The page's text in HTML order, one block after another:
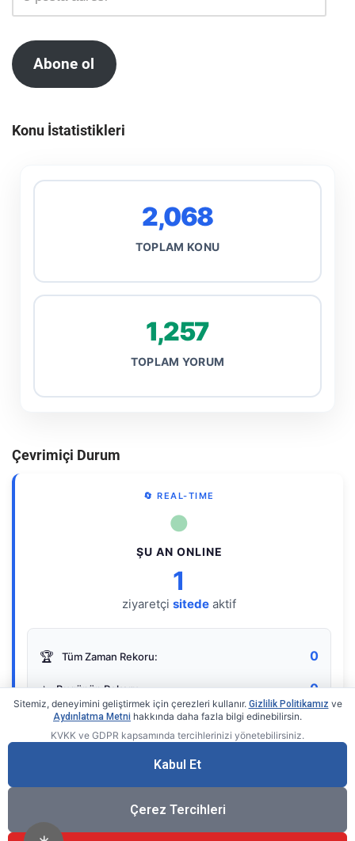
Abone ol
Konu İstatistikleri
2,068
TOPLAM KONU
1,257
TOPLAM YORUM
Çevrimiçi Durum
🔄 REAL-TIME
●
ŞU AN ONLINE
1
ziyaretçi sitede aktif
🏆 Tüm Zaman Rekoru: 0
⭐ Bugünün Rekoru: 0
Gerçek zamanlı sayaç
Sitemiz, deneyimini geliştirmek için çerezleri kullanır. Gizlilik Politikamız ve
Aydınlatma Metni hakkında daha fazla bilgi edinebilirsin.
KVKK ve GDPR kapsamında tercihlerinizi yönetebilirsiniz.
Kabul Et
Çerez Tercihleri